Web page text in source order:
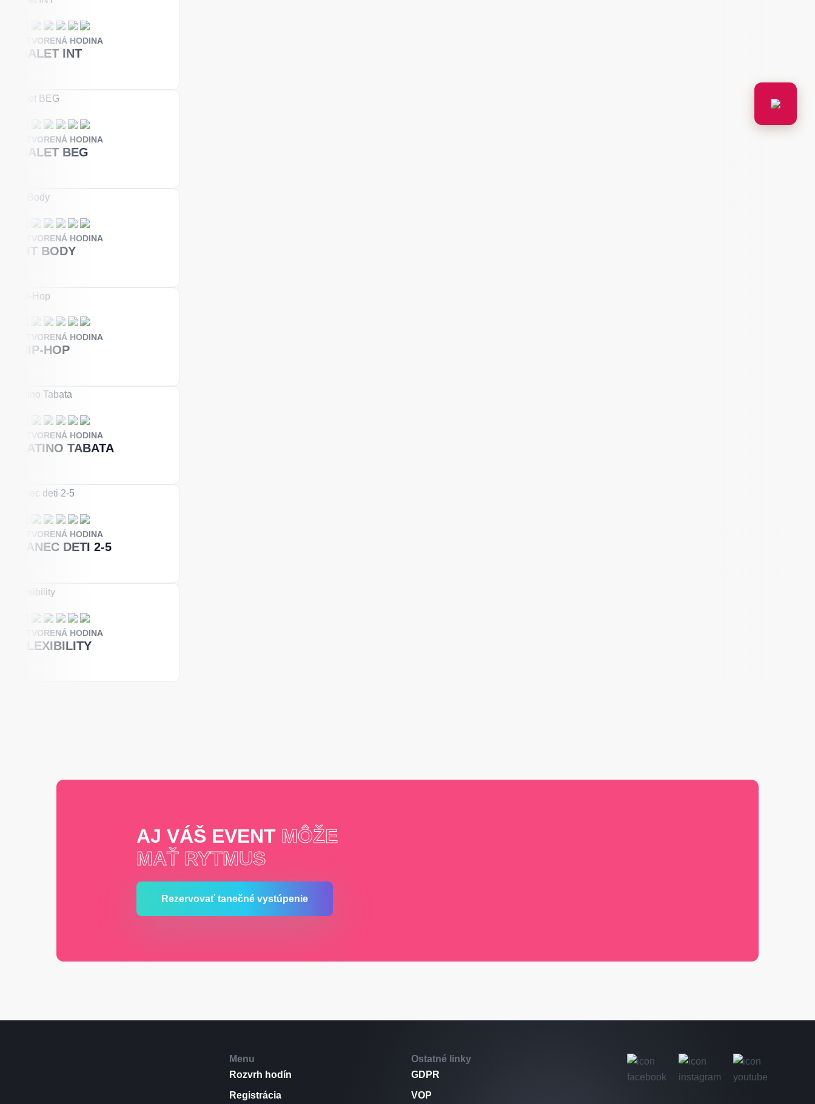
OTVORENÁ HODINA
BALET INT
OTVORENÁ HODINA
BALET BEG
OTVORENÁ HODINA
FIT BODY
OTVORENÁ HODINA
HIP-HOP
OTVORENÁ HODINA
LATINO TABATA
OTVORENÁ HODINA
TANEC DETI 2-5
OTVORENÁ HODINA
FLEXIBILITY
AJ VÁŠ EVENT MÔŽE
MAŤ RYTMUS
Rezervovať tanečné vystúpenie
Menu
Rozvrh hodín
Registrácia
Ostatné linky
GDPR
VOP